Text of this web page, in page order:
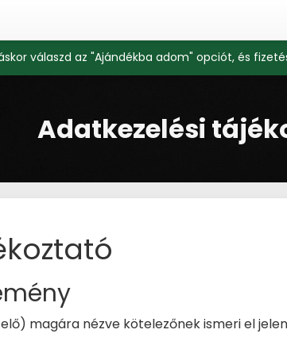
válaszd az "Ajándékba adom" opciót, és
Adatkezelési
magára nézve kötelezőnek ismeri el